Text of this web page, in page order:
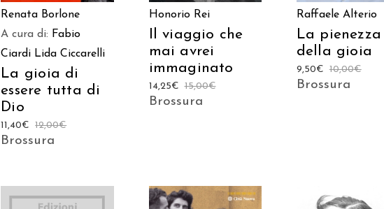
Renata Borlone
A cura di: Fabio
Ciardi Lida Ciccarelli
La gioia di
essere tutta di
Dio
12,00€
11,40€
Brossura
Honorio Rei
Il viaggio che
mai avrei
immaginato
15,00€
14,25€
Brossura
Raffaele Alterio
La pienezza
della gioia
10,00€
9,50€
Brossura